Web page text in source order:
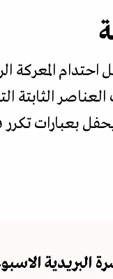
احتدام المعركة
الثابتة
يحفل بعبارات
البريدية